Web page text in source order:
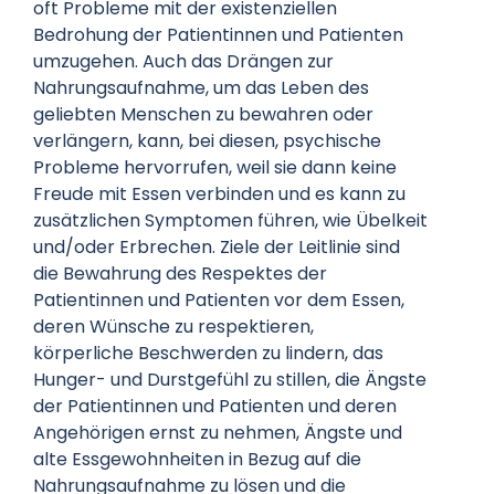
oft Probleme mit der existenziellen
Bedrohung der Patientinnen und Patienten
umzugehen. Auch das Drängen zur
Nahrungsaufnahme, um das Leben des
geliebten Menschen zu bewahren oder
verlängern, kann, bei diesen, psychische
Probleme hervorrufen, weil sie dann keine
Freude mit Essen verbinden und es kann zu
zusätzlichen Symptomen führen, wie Übelkeit
und/oder Erbrechen. Ziele der Leitlinie sind
die Bewahrung des Respektes der
Patientinnen und Patienten vor dem Essen,
deren Wünsche zu respektieren,
körperliche Beschwerden zu lindern, das
Hunger- und Durstgefühl zu stillen, die Ängste
der Patientinnen und Patienten und deren
Angehörigen ernst zu nehmen, Ängste und
alte Essgewohnheiten in Bezug auf die
Nahrungsaufnahme zu lösen und die